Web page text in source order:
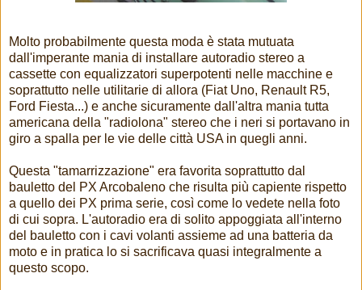
Molto probabilmente questa moda è stata mutuata
dall'imperante mania di installare autoradio stereo a
cassette con equalizzatori superpotenti nelle macchine e
soprattutto nelle utilitarie di allora (Fiat Uno, Renault R5,
Ford Fiesta...) e anche sicuramente dall'altra mania tutta
americana della "radiolona" stereo che i neri si portavano in
giro a spalla per le vie delle città USA in quegli anni.
Questa "tamarrizzazione" era favorita soprattutto dal
bauletto del PX Arcobaleno che risulta più capiente rispetto
a quello dei PX prima serie, così come lo vedete nella foto
di cui sopra. L'autoradio era di solito appoggiata all'interno
del bauletto con i cavi volanti assieme ad una batteria da
moto e in pratica lo si sacrificava quasi integralmente a
questo scopo.